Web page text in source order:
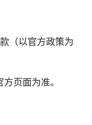
（以官方政策为
页面为准。